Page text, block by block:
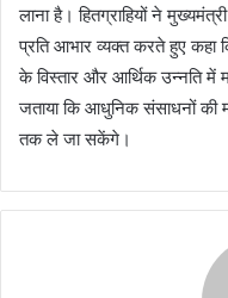
लाना है। हितग्राहियों ने
प्रति आभार व्यक्त करते हुए कहा
के विस्तार और आर्थिक उन्नति में
जताया कि आधुनिक संसाधनों की
तक ले जा सकेंगे।